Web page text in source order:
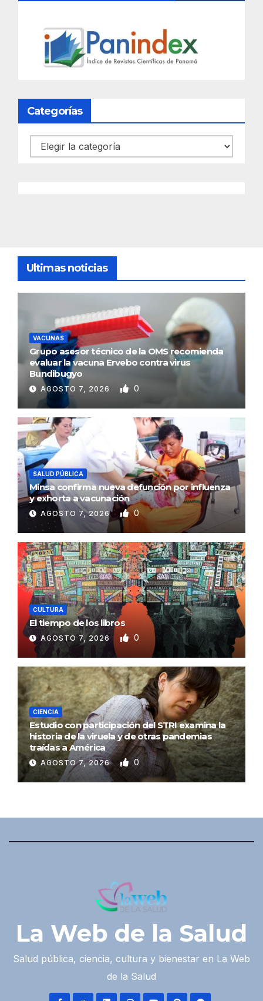
Categorías
Categorías
Ultimas noticias
VACUNAS
Grupo asesor técnico de la OMS recomienda
evaluar la vacuna Ervebo contra virus
Bundibugyo
AGOSTO 7, 2026 0
SALUD PÚBLICA
Minsa confirma nueva defunción por influenza
y exhorta a vacunación
AGOSTO 7, 2026 0
CULTURA
El tiempo de los libros
AGOSTO 7, 2026 0
CIENCIA
Estudio con participación del STRI examina la
historia de la viruela y de otras pandemias
traídas a América
AGOSTO 7, 2026 0
La Web de la Salud
Salud pública, ciencia, cultura y bienestar en La Web
de la Salud